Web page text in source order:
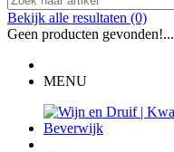
Bekijk alle resultaten (0)
Geen producten gevonden!...
MENU